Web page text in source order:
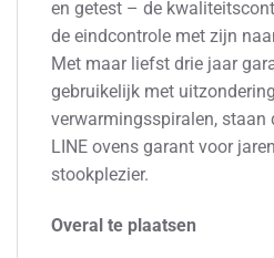
en getest – de
de eindcontrole met zijn
Met maar liefst drie jaar
gebruikelijk met
verwarmingsspiralen, staan
LINE ovens garant voor
stookplezier.
Overal te plaatsen